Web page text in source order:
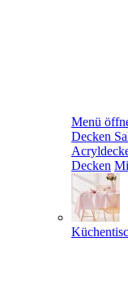
Menü
Decken
Decken